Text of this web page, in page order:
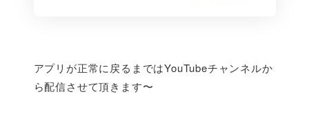
アプリが正常に戻るまではYouTubeチャンネルか
ら配信させて頂きます〜